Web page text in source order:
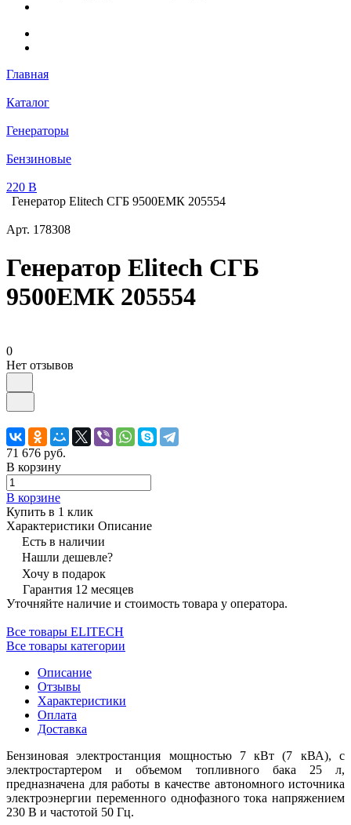
Главная
Каталог
Генераторы
Бензиновые
220 В
Генератор Elitech СГБ 9500ЕМК 205554
Арт. 178308
Генератор Elitech СГБ
9500ЕМК 205554
0
Нет отзывов
71 676 руб.
В корзину
В корзине
Купить в 1 клик
Характеристики Описание
Есть в наличии
Нашли дешевле?
Хочу в подарок
Гарантия 12 месяцев
Уточняйте наличие и стоимость товара у оператора.
Все товары ELITECH
Все товары категории
Описание
Отзывы
Характеристики
Оплата
Доставка
Бензиновая электростанция мощностью 7 кВт (7 кВА), с
электростартером и объемом топливного бака 25 л,
предназначена для работы в качестве автономного источника
электроэнергии переменного однофазного тока напряжением
230 В и частотой 50 Гц.